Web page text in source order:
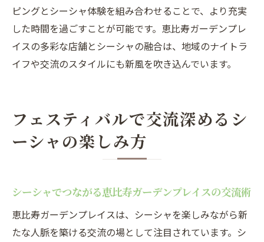
ピングとシーシャ体験を組み合わせることで、より充実
した時間を過ごすことが可能です。恵比寿ガーデンプレ
イスの多彩な店舗とシーシャの融合は、地域のナイトラ
イフや交流のスタイルにも新風を吹き込んでいます。
フェスティバルで交流深めるシ
ーシャの楽しみ方
シーシャでつながる恵比寿ガーデンプレイスの交流術
恵比寿ガーデンプレイスは、シーシャを楽しみながら新
たな人脈を築ける交流の場として注目されています。シ